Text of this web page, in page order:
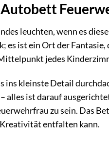
leuchten, wenn es
es ist ein Ort der
jedes
ins kleinste Detail
ist darauf
zu sein. Das
entfalten kann.